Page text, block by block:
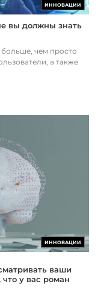
ИННОВАЦИИ
вы должны знать
чем просто
а также
ИННОВАЦИИ
ваши
у вас роман